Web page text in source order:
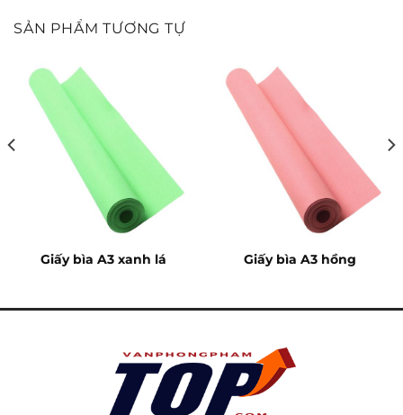
SẢN PHẨM TƯƠNG TỰ
Giấy bìa A3 xanh lá Giấy bìa A3 hồng